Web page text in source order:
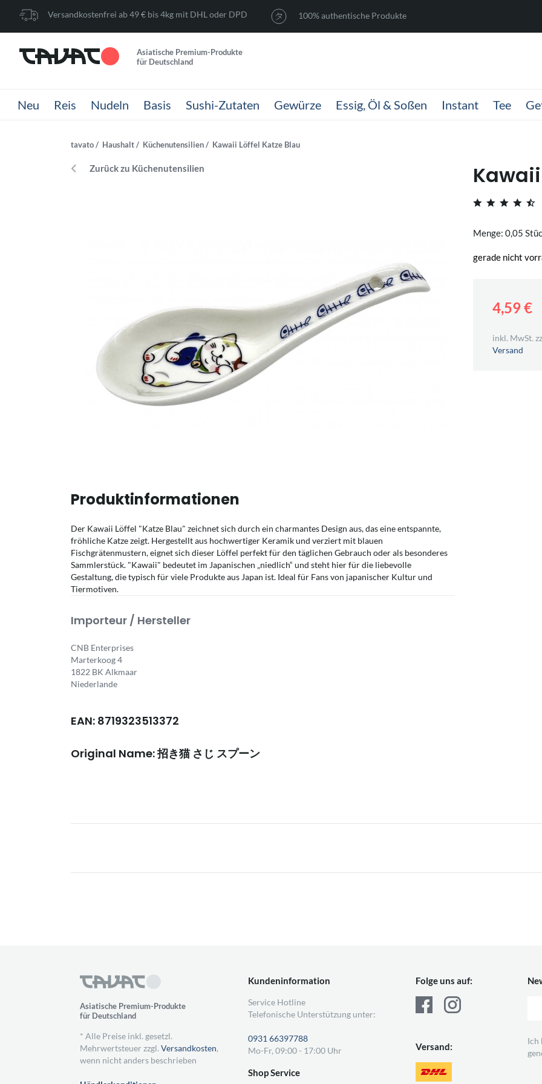
Versandkostenfrei ab 49 € bis 4kg mit DHL oder DPD 100% authentische Produkte
Asiatische Premium-Produkte
für Deutschland
Neu Reis Nudeln Basis Sushi-Zutaten Gewürze Essig, Öl & Soßen Instant Tee
tavato Haushalt Küchenutensilien Kawaii Löffel Katze Blau
Zurück zu Küchenutensilien
Menge: 0,05
gerade nicht
4,59 €
inkl. MwSt.
Versand
Produktinformationen
Der Kawaii Löffel "Katze Blau" zeichnet sich durch ein charmantes Design aus, das eine entspannte,
fröhliche Katze zeigt. Hergestellt aus hochwertiger Keramik und verziert mit blauen
Fischgrätenmustern, eignet sich dieser Löffel perfekt für den täglichen Gebrauch oder als besonderes
Sammlerstück. "Kawaii" bedeutet im Japanischen „niedlich“ und steht hier für die liebevolle
Gestaltung, die typisch für viele Produkte aus Japan ist. Ideal für Fans von japanischer Kultur und
Tiermotiven.
Importeur / Hersteller
CNB Enterprises
Marterkoog 4
1822 BK Alkmaar
Niederlande
EAN: 8719323513372
Original Name: 招き猫 さじ スプーン
Asiatische Premium-Produkte
für Deutschland
* Alle Preise inkl. gesetzl.
Mehrwertsteuer zzgl. Versandkosten,
wenn nicht anders beschrieben
Kundeninformation
Service Hotline
Telefonische Unterstützung unter:
0931 66397788
Mo-Fr, 09:00 - 17:00 Uhr
Shop Service
Folge uns auf:
Versand:
Ich